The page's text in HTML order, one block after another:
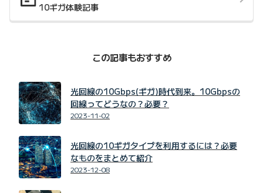
10ギガ体験記事
この記事もおすすめ
光回線の10Gbps(ギガ)時代到来。10Gbpsの
回線ってどうなの？必要？
2023-11-02
光回線の10ギガタイプを利用するには？必要
なものをまとめて紹介
2023-12-08